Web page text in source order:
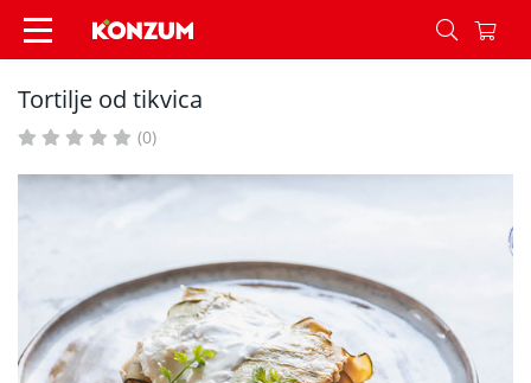
Tortilje od tikvica - Recepti - Konzum
Tortilje od tikvica
(0)